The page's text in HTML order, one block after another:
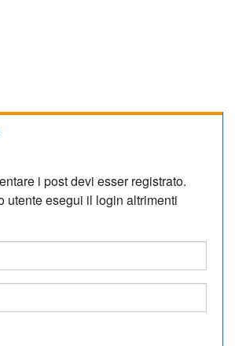
i post devi esser registrato.
utente esegui il login altrimenti